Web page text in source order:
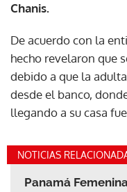
Chanis.
De acuerdo con la
hecho revelaron que
debido a que la
desde el banco,
llegando a su casa
NOTICIAS
Panamá